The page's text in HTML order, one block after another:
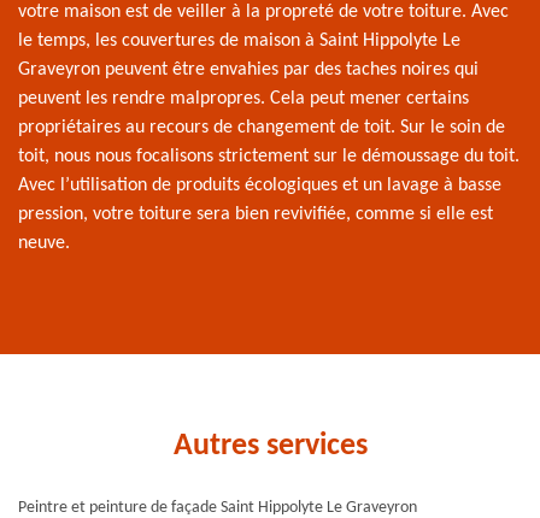
votre maison est de veiller à la propreté de votre toiture. Avec
le temps, les couvertures de maison à Saint Hippolyte Le
Graveyron peuvent être envahies par des taches noires qui
peuvent les rendre malpropres. Cela peut mener certains
propriétaires au recours de changement de toit. Sur le soin de
toit, nous nous focalisons strictement sur le démoussage du toit.
Avec l’utilisation de produits écologiques et un lavage à basse
pression, votre toiture sera bien revivifiée, comme si elle est
neuve.
Autres services
Peintre et peinture de façade Saint Hippolyte Le Graveyron